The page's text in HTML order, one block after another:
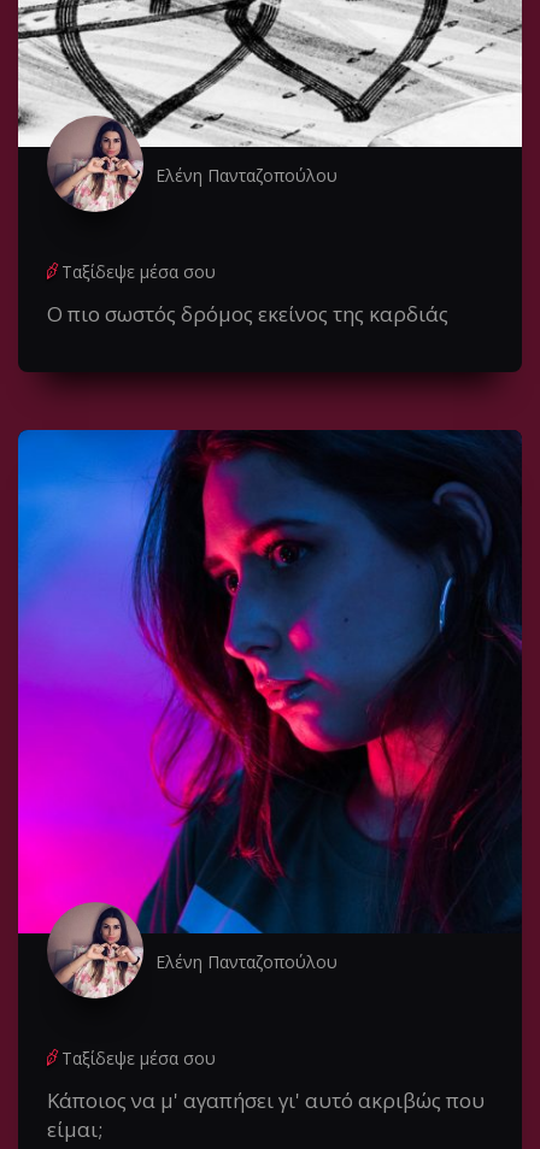
Ελένη Πανταζοπούλου
Ταξίδεψε μέσα σου
Ο πιο σωστός δρόμος εκείνος της καρδιάς
Ελένη Πανταζοπούλου
Ταξίδεψε μέσα σου
Κάποιος να μ' αγαπήσει γι' αυτό ακριβώς που
είμαι;